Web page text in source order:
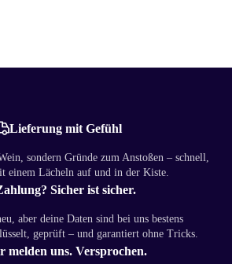
Lieferung mit Gefühl
sondern Gründe zum Anstoßen – schnell,
einem Lächeln auf und in der Kiste.
Sicher ist sicher.
aber deine Daten sind bei uns bestens
geprüft – und garantiert ohne Tricks.
melden uns. Versprochen.